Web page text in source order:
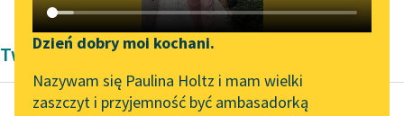
Katalog DAISY
Podkasty o książkach
Zgłoś brak utworu
Aktualności Narzędzia
Dzień dobry moi kochani.
Nazywam się Paulina Holtz i mam wielki
zaszczyt i przyjemność być ambasadorką
Twórczość Andrzeja Kijowskiego